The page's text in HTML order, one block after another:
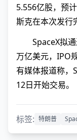
5.556亿股，预
斯克在本次发行
SpaceX拟
万亿美元，IPO
有媒体报道称，
12日开始交易。
标签: 特朗普